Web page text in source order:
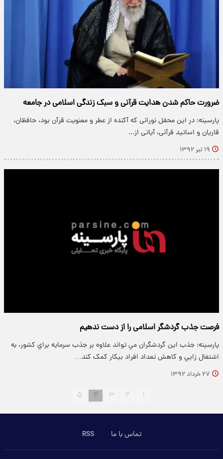
ضرورت حاکم شدن هدایت قرآنی و سبک زندگی اسلامی در جامعه
پارسینه: در این محفل نورانی که آکنده از عطر و معنویت قرآن بود، حافظان،
قاریان و اساتید قرآنی، آیاتی از...
۱۹ تیر ۱۳۹۲
فرصت جذب گردشگر اسلامی را از دست ندهيم
پارسینه: جذب اين گردشگران مي تواند علاوه بر جذب سرمايه براي کشور،‌ به
اشتغال زايي و کاهش تعداد افراد بيکار کمک کند…
۲۷ خرداد ۱۳۹۲
۱ ۲ ۳ ۴ ۵
تماس با ما RSS